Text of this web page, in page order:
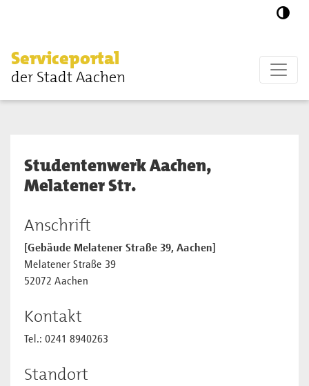
Serviceportal
der Stadt Aachen
Studentenwerk Aachen,
Melatener Str.
Anschrift
[Gebäude Melatener Straße 39, Aachen]
Melatener Straße 39
52072 Aachen
Kontakt
Tel.: 0241 8940263
Standort